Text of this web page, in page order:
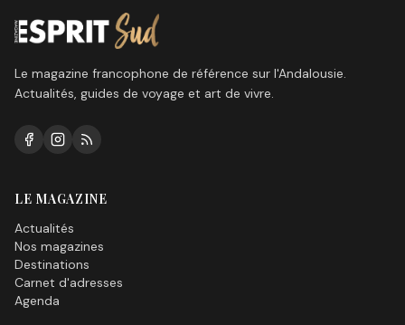
Le magazine francophone de référence sur l'Andalousie.
Actualités, guides de voyage et art de vivre.
LE MAGAZINE
Actualités
Nos magazines
Destinations
Carnet d'adresses
Agenda